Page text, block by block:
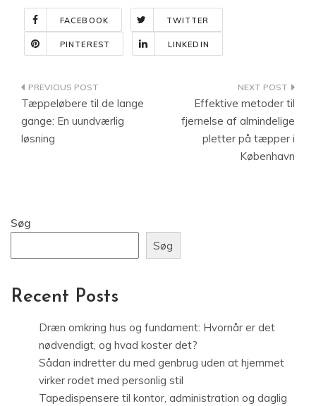
FACEBOOK TWITTER
PINTEREST LINKEDIN
Indlægsnavigation
Tæppeløbere til de lange
gange: En uundværlig
løsning
Effektive metoder til
fjernelse af almindelige
pletter på tæpper i
København
Søg
Søg
Recent Posts
Dræn omkring hus og fundament: Hvornår er det
nødvendigt, og hvad koster det?
Sådan indretter du med genbrug uden at hjemmet
virker rodet med personlig stil
Tapedispensere til kontor, administration og daglig